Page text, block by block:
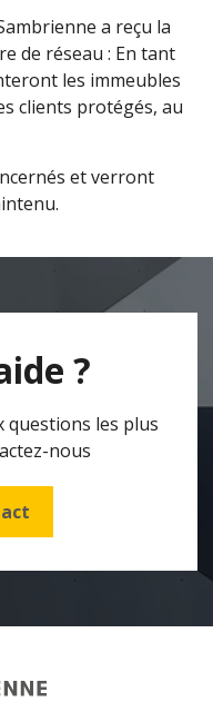
a reçu la
de réseau : En tant
les immeubles
clients protégés, au
et verront
?
questions les plus
nous